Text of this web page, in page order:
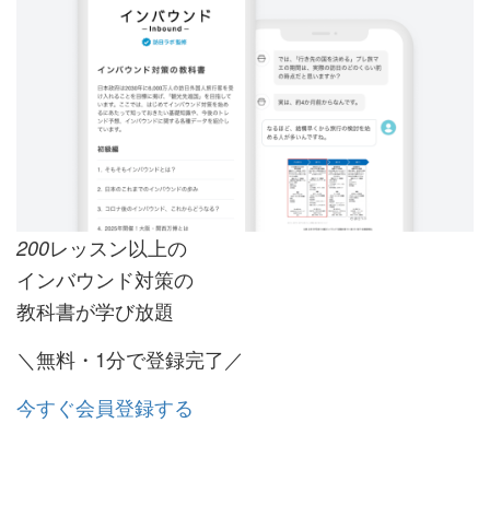
200レッスン以上の
インバウンド対策の
教科書が学び放題
＼無料・1分で登録完了／
今すぐ会員登録する